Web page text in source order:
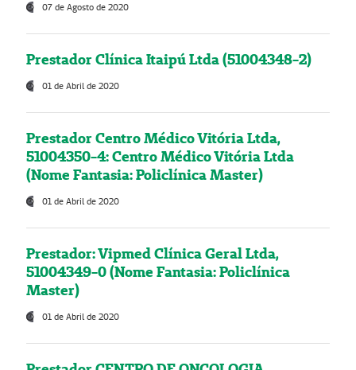
07 de Agosto de 2020
Prestador Clínica Itaipú Ltda (51004348-2)
01 de Abril de 2020
Prestador Centro Médico Vitória Ltda,
51004350-4: Centro Médico Vitória Ltda
(Nome Fantasia: Policlínica Master)
01 de Abril de 2020
Prestador: Vipmed Clínica Geral Ltda,
51004349-0 (Nome Fantasia: Policlínica
Master)
01 de Abril de 2020